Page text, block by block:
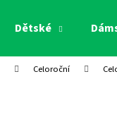
Dětské
Celoroční